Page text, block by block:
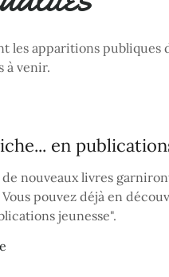
les apparitions publiques
à venir.
en
nouveaux livres
Vous pouvez déjà en
jeunesse".